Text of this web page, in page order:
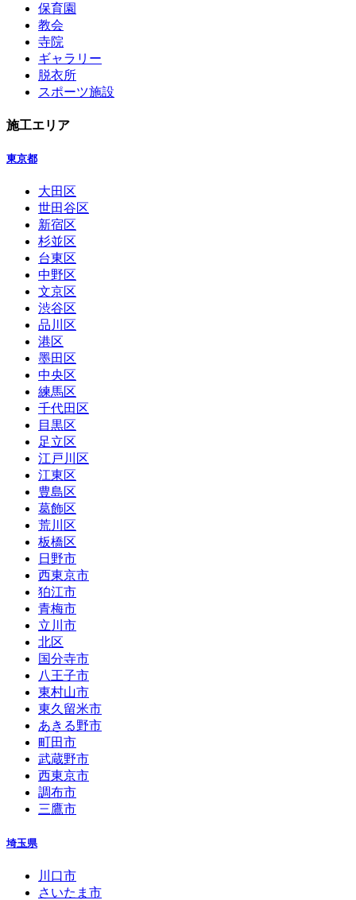
保育園
教会
寺院
ギャラリー
脱衣所
スポーツ施設
施工エリア
東京都
大田区
世田谷区
新宿区
杉並区
台東区
中野区
文京区
渋谷区
品川区
港区
墨田区
中央区
練馬区
千代田区
目黒区
足立区
江戸川区
江東区
豊島区
葛飾区
荒川区
板橋区
日野市
西東京市
狛江市
青梅市
立川市
北区
国分寺市
八王子市
東村山市
東久留米市
あきる野市
町田市
武蔵野市
西東京市
調布市
三鷹市
埼玉県
川口市
さいたま市